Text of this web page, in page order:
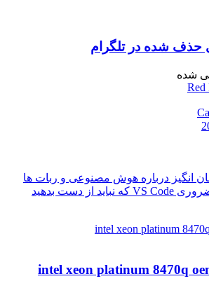
حذف شده در تلگرام
شده